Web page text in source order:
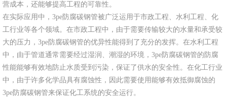
营成本，还能够提高工程的可靠性。
在实际应用中，3pe防腐碳钢管被广泛运用于市政工程、水利工程、化
工行业等各个领域。在市政工程中，由于需要传输较大的水量和承受较
大的压力，3pe防腐碳钢管的优异性能得到了充分的发挥。在水利工程
中，由于管道通常需要经过湿润、潮湿的环境，3pe防腐碳钢管的防腐
性能能够有效地防止水质受到污染，保证了供水的安全性。在化工行业
中，由于许多化学品具有腐蚀性，因此需要使用能够有效抵御腐蚀的
3pe防腐碳钢管来保证化工系统的安全运行。